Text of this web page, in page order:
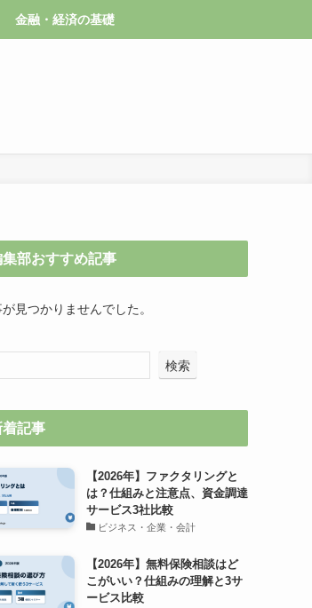
金融・経済の基礎
集部おすすめ記事
見つかりませんでした。
検索
着記事
【2026年】ファクタリングと
は？仕組みと注意点、資金調達
サービス3社比較
ビジネス・企業・会計
【2026年】無料保険相談はど
こがいい？仕組みの理解と3サ
ービス比較